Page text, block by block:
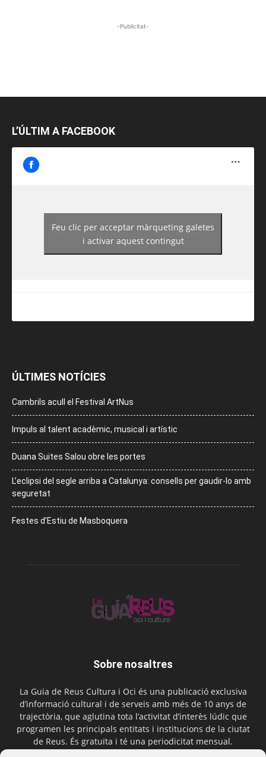
-Publicitat-
L’ÚLTIM A FACEBOOK
https://www.facebook.com/guiadereus/
Feu clic per acceptar màrqueting galetes
i activar aquest contingut
ÚLTIMES NOTÍCIES
Cambrils acull el Festival ArtNus
Impuls al talent acadèmic, musical i artístic
Duana Suites Salou obre les portes
L’eclipsi del segle arriba a Catalunya: consells per gaudir-lo amb
seguretat
Festes d’Estiu de Masboquera
Sobre nosaltres
La Guia de Reus Cultura i Oci és una publicació exclusiva
d’informació cultural i de serveis amb més de 10 anys de
trajectòria, que aglutina tota l’activitat d’interès lúdic que
programen les principals entitats i institucions de la ciutat
de Reus. És gratuïta i té una periodicitat mensual.